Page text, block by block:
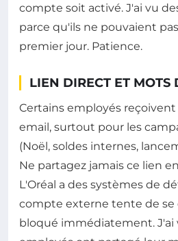
compte soit activé. J'ai vu
parce qu'ils ne pouvaient
premier jour. Patience.
LIEN DIRECT ET MOTS
Certains employés
email, surtout pour les
(Noël, soldes internes,
Ne partagez jamais ce lien
L'Oréal a des systèmes de
compte externe tente de se
bloqué immédiatement. J'ai